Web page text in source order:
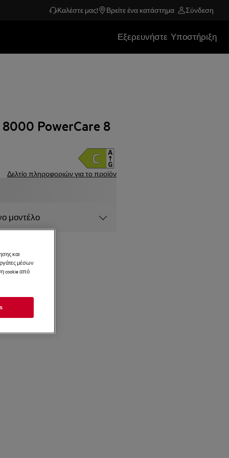
Καλέστε μας! Βρείτε ένα κατάστημα Σύνδεση
Εξερευνήστε Υποστήριξη
PowerCare 8
Δελτίο πληροφοριών για το προϊόν
μοντέλο
και
μέσων
cookie από